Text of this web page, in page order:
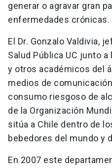
generar o agravar gran
enfermedades crónicas.
El Dr. Gonzalo Valdivia,
Salud Pública UC junto a
y otros académicos del
medios de
consumo riesgoso de
de la Organización
sitúa a Chile dentro de
bebedores del mundo y
En 2007 este